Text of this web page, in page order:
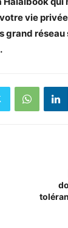
vie
grand réseau